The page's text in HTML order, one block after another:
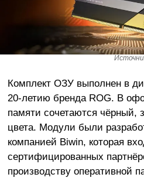
Комплект ОЗУ выполнен в
20-летию бренда ROG. В
памяти сочетаются чёрный,
цвета. Модули были
компанией Biwin, которая
сертифицированных
производству оперативной